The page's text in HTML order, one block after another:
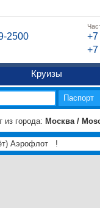
2500
+7
+7
Круизы
Паспорт
из города: Москва /